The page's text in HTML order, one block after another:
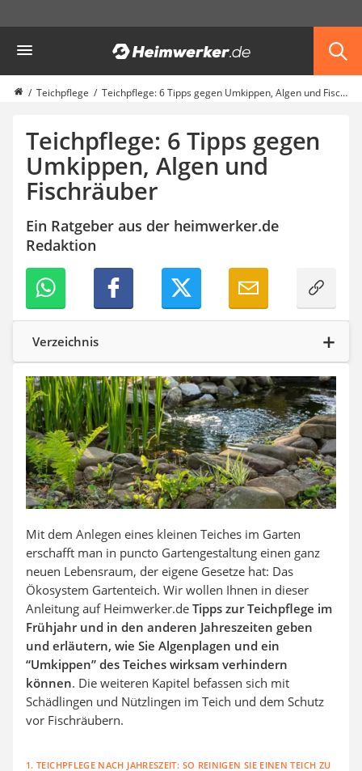
Garten
Akku-Laubsauger
Faltpavillon
Schlauchtrommel
Solar-Lichterkette außen
Teleskopleiter
Ameisengift
Pavillon
Sichtschutzstreifen
Akku-Laubbläser
Koifutter
Kassettenmarkise
Bosch-Heckenschere
Stihl-Laubbläser
Minidumper
Teichpflege Teichpflege: 6 Tipps gegen Umkippen, Algen und Fischräuber
Teichpflege: 6 Tipps gegen
Umkippen, Algen und
Fischräuber
Ein Ratgeber aus der heimwerker.de
Redaktion
Verzeichnis
Mit dem Anlegen eines kleinen Teiches im Garten
erschafft man in puncto Gartengestaltung einen ganz
neuen Lebensraum, der eigene Gesetze hat: Das
Ökosystem Gartenteich. Wir wollen Ihnen in dieser
Anleitung auf Heimwerker.de Tipps zur Teichpflege im
Frühjahr und in den anderen Jahreszeiten geben
und erläutern, wie Sie Algenplagen und ein
“Umkippen” des Teiches wirksam verhindern
können. Die weiteren Kapitel befassen sich mit
Schädlingen und Nützlingen im Teich und dem Schutz
vor Fischräubern.
1. TEICHPFLEGE NACH JAHRESZEIT: SO REINIGEN SIE EINEN TEICH ZU